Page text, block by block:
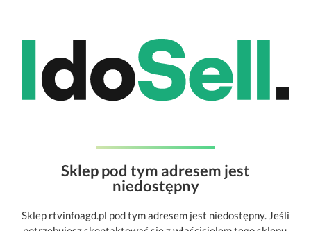
Sklep pod tym adresem jest
niedostępny
Sklep rtvinfoagd.pl pod tym adresem jest niedostępny. Jeśli